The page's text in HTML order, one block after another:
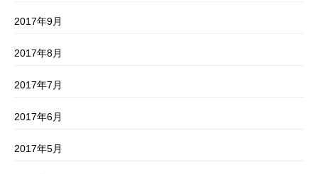
2017年9月
2017年8月
2017年7月
2017年6月
2017年5月